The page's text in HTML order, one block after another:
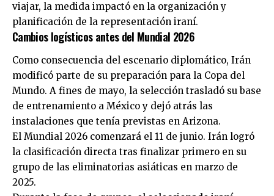
viajar, la medida impactó en la organización y
planificación de la representación iraní.
Cambios logísticos antes del Mundial 2026
Como consecuencia del escenario diplomático, Irán
modificó parte de su preparación para la Copa del
Mundo. A fines de mayo, la selección trasladó su base
de entrenamiento a México y dejó atrás las
instalaciones que tenía previstas en Arizona.
El Mundial 2026 comenzará el 11 de junio. Irán logró
la clasificación directa tras finalizar primero en su
grupo de las eliminatorias asiáticas en marzo de
2025.